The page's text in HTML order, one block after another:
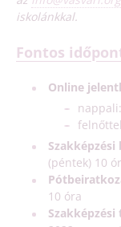
iskolánkkal.
Fontos
Online
(péntek) 10
10 óra